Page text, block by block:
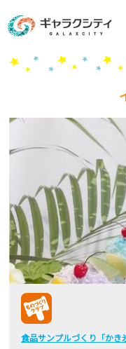
施設案内
こども
こどもみーてぃんぐ
Gがくえん
ブランドからのお知らせ
いっしょに創る
イベントレポート
食品サンプルづくり「かき